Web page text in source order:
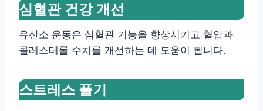
심혈관 건강 개선
유산소 운동은 심혈관 기능을 향상시키고 혈압과
콜레스테롤 수치를 개선하는 데 도움이 됩니다.
스트레스 풀기